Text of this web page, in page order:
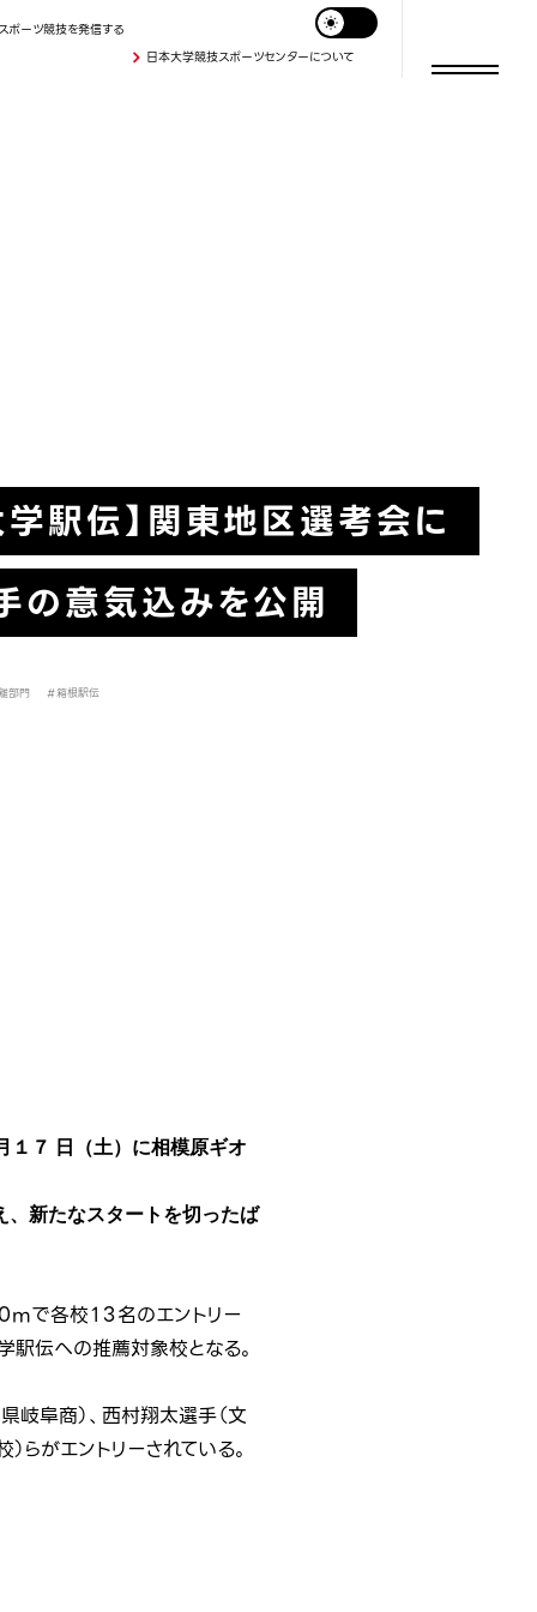
ポーツ競技を発信する
日本大学競技スポーツセンターについて
学駅伝】関東地区選考会に
の意気込みを公開
部門 #箱根駅伝
１７ 日（土）に相模原ギオ
、新たなスタートを切ったば
で各校１３名のエントリー
駅伝への推薦対象校となる。
阜商）、西村翔太選手（文
らがエントリーされている。